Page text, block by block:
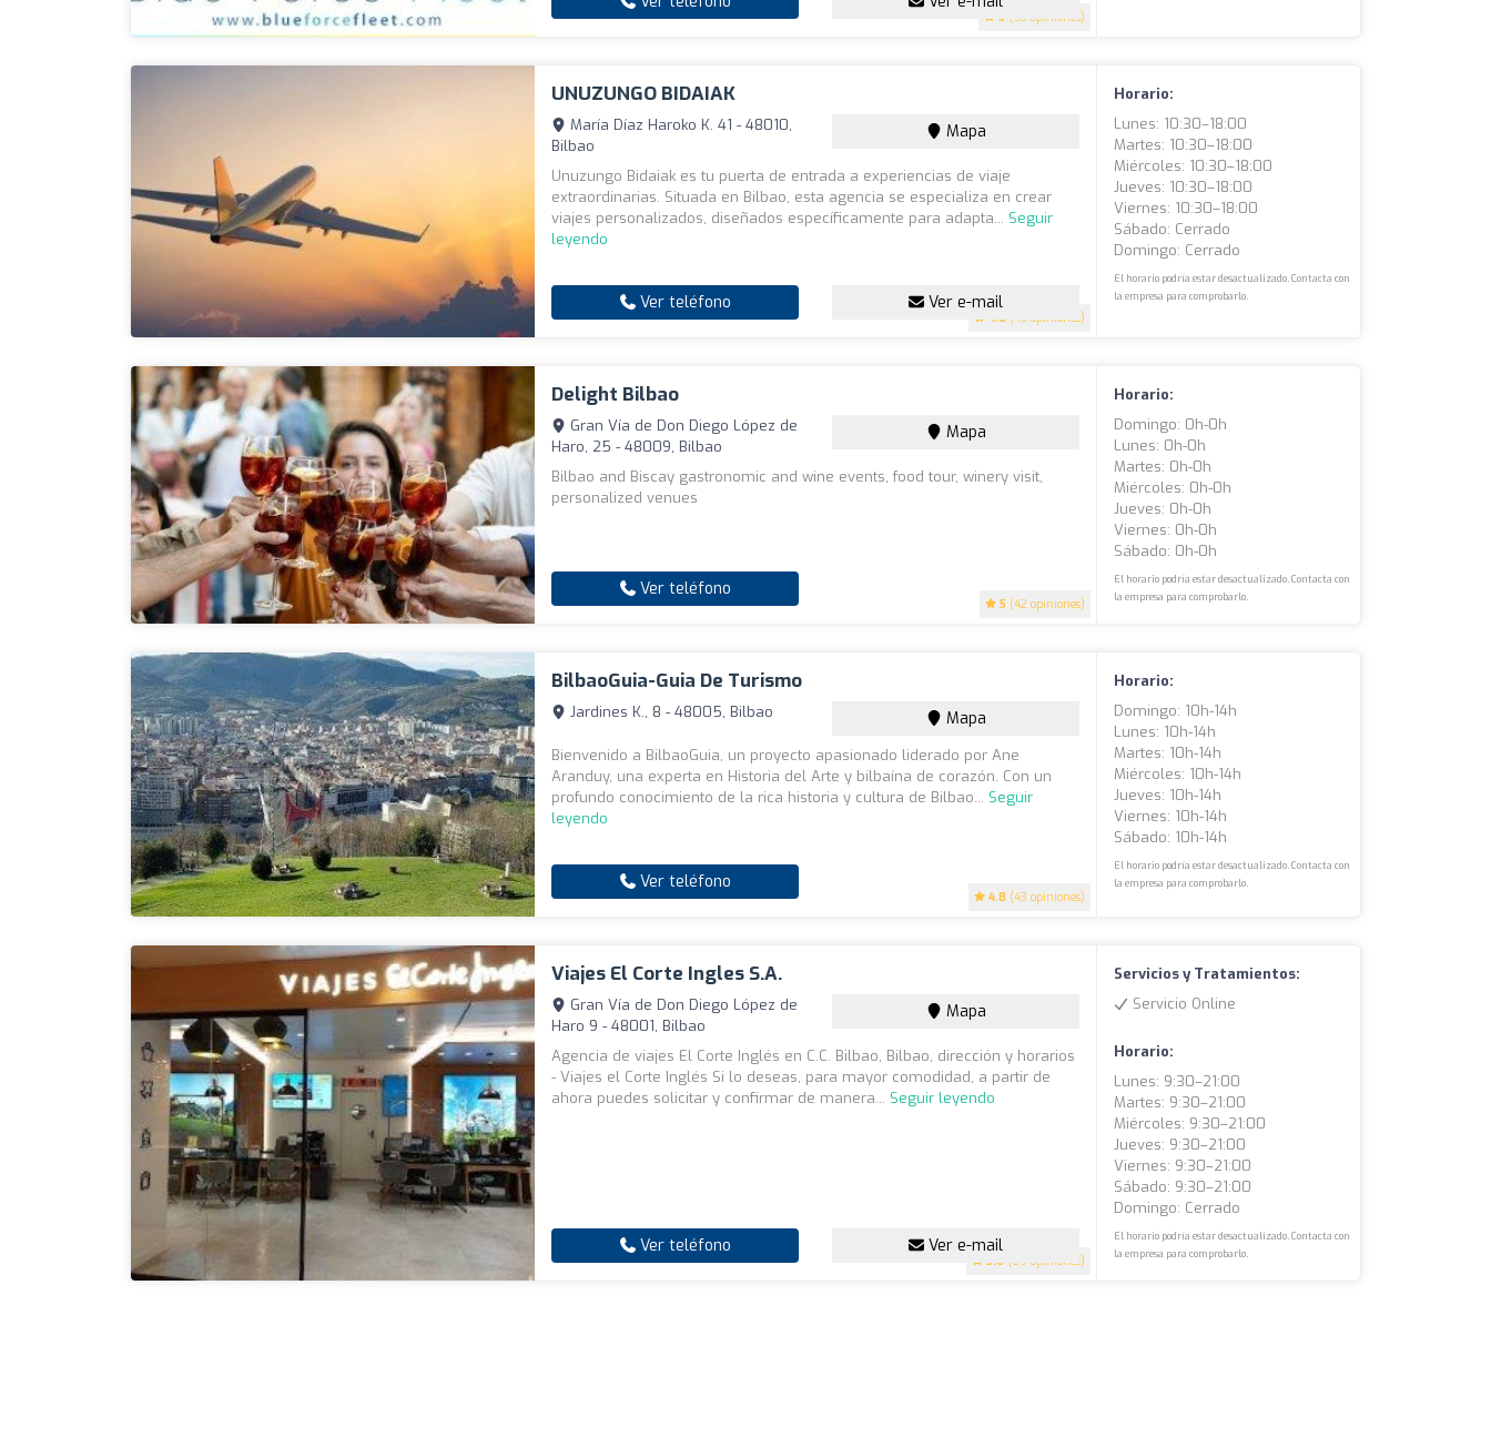
5 (53 opiniones)
UNUZUNGO BIDAIAK
4.8 (43 opiniones)
María Díaz Haroko K. 41 - 48010,
Bilbao
Mapa
Unuzungo Bidaiak es tu puerta de entrada a experiencias de viaje
extraordinarias. Situada en Bilbao, esta agencia se especializa en crear
viajes personalizados, diseñados específicamente para adapta... Seguir
leyendo
Ver teléfono Ver e-mail
Horario:
Lunes: 10:30–18:00
Martes: 10:30–18:00
Miércoles: 10:30–18:00
Jueves: 10:30–18:00
Viernes: 10:30–18:00
Sábado: Cerrado
Domingo: Cerrado
El horario podría estar desactualizado. Contacta con
la empresa para comprobarlo.
Delight Bilbao
5 (42 opiniones)
Gran Vía de Don Diego López de
Haro, 25 - 48009, Bilbao
Mapa
Bilbao and Biscay gastronomic and wine events, food tour, winery visit,
personalized venues
Ver teléfono
Horario:
Domingo: 0h-0h
Lunes: 0h-0h
Martes: 0h-0h
Miércoles: 0h-0h
Jueves: 0h-0h
Viernes: 0h-0h
Sábado: 0h-0h
El horario podría estar desactualizado. Contacta con
la empresa para comprobarlo.
BilbaoGuia-Guia De Turismo
4.8 (43 opiniones)
Jardines K., 8 - 48005, Bilbao Mapa
Bienvenido a BilbaoGuia, un proyecto apasionado liderado por Ane
Aranduy, una experta en Historia del Arte y bilbaína de corazón. Con un
profundo conocimiento de la rica historia y cultura de Bilbao... Seguir
leyendo
Ver teléfono
Horario:
Domingo: 10h-14h
Lunes: 10h-14h
Martes: 10h-14h
Miércoles: 10h-14h
Jueves: 10h-14h
Viernes: 10h-14h
Sábado: 10h-14h
El horario podría estar desactualizado. Contacta con
la empresa para comprobarlo.
Viajes El Corte Ingles S.A.
3.6 (69 opiniones)
Gran Vía de Don Diego López de
Haro 9 - 48001, Bilbao
Mapa
Agencia de viajes El Corte Inglés en C.C. Bilbao, Bilbao, dirección y horarios
- Viajes el Corte Inglés Si lo deseas, para mayor comodidad, a partir de
ahora puedes solicitar y confirmar de manera... Seguir leyendo
Ver teléfono Ver e-mail
Servicios y Tratamientos:
Servicio Online
Horario:
Lunes: 9:30–21:00
Martes: 9:30–21:00
Miércoles: 9:30–21:00
Jueves: 9:30–21:00
Viernes: 9:30–21:00
Sábado: 9:30–21:00
Domingo: Cerrado
El horario podría estar desactualizado. Contacta con
la empresa para comprobarlo.